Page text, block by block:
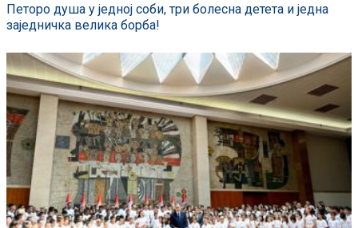
Петоро душа у једној соби, три болесна детета и једна
заједничка велика борба!